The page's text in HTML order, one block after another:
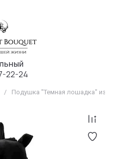
22-24
/ Подушка "Темная лошадка" из